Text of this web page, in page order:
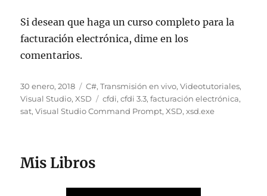
Si desean que haga un curso completo para la
facturación electrónica, dime en los
comentarios.
Publicado
el
30 enero, 2018 Categorías
C#,Transmisión en vivo,Videotutoriales,
Visual Studio,XSD Etiquetas
cfdi,cfdi 3.3,facturación electrónica,
sat,Visual Studio Command Prompt,XSD,xsd.exe
Mis Libros